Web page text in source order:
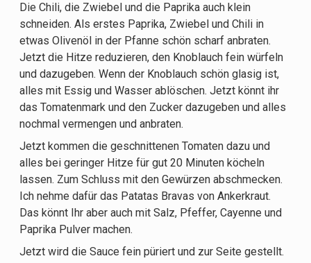
Die Chili, die Zwiebel und die Paprika auch klein
schneiden. Als erstes Paprika, Zwiebel und Chili in
etwas Olivenöl in der Pfanne schön scharf anbraten.
Jetzt die Hitze reduzieren, den Knoblauch fein würfeln
und dazugeben. Wenn der Knoblauch schön glasig ist,
alles mit Essig und Wasser ablöschen. Jetzt könnt ihr
das Tomatenmark und den Zucker dazugeben und alles
nochmal vermengen und anbraten.
Jetzt kommen die geschnittenen Tomaten dazu und
alles bei geringer Hitze für gut 20 Minuten köcheln
lassen. Zum Schluss mit den Gewürzen abschmecken.
Ich nehme dafür das Patatas Bravas von Ankerkraut.
Das könnt Ihr aber auch mit Salz, Pfeffer, Cayenne und
Paprika Pulver machen.
Jetzt wird die Sauce fein püriert und zur Seite gestellt.